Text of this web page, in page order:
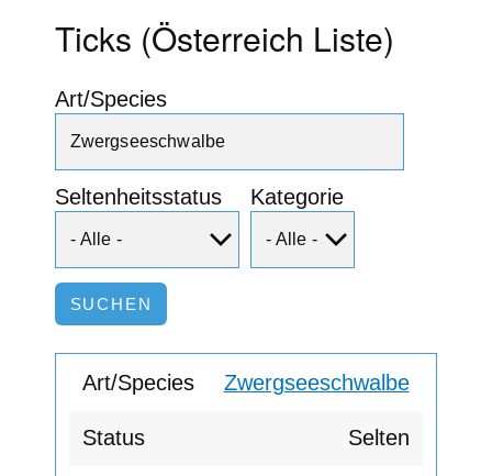
Ticks (Österreich Liste)
Art/Species
Seltenheitsstatus Kategorie
Zwergseeschwalbe
Selten